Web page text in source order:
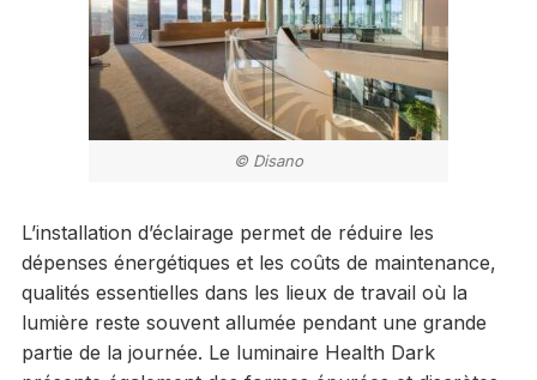
© Disano
L’installation d’éclairage permet de réduire les
dépenses énergétiques et les coûts de maintenance,
qualités essentielles dans les lieux de travail où la
lumière reste souvent allumée pendant une grande
partie de la journée. Le luminaire Health Dark